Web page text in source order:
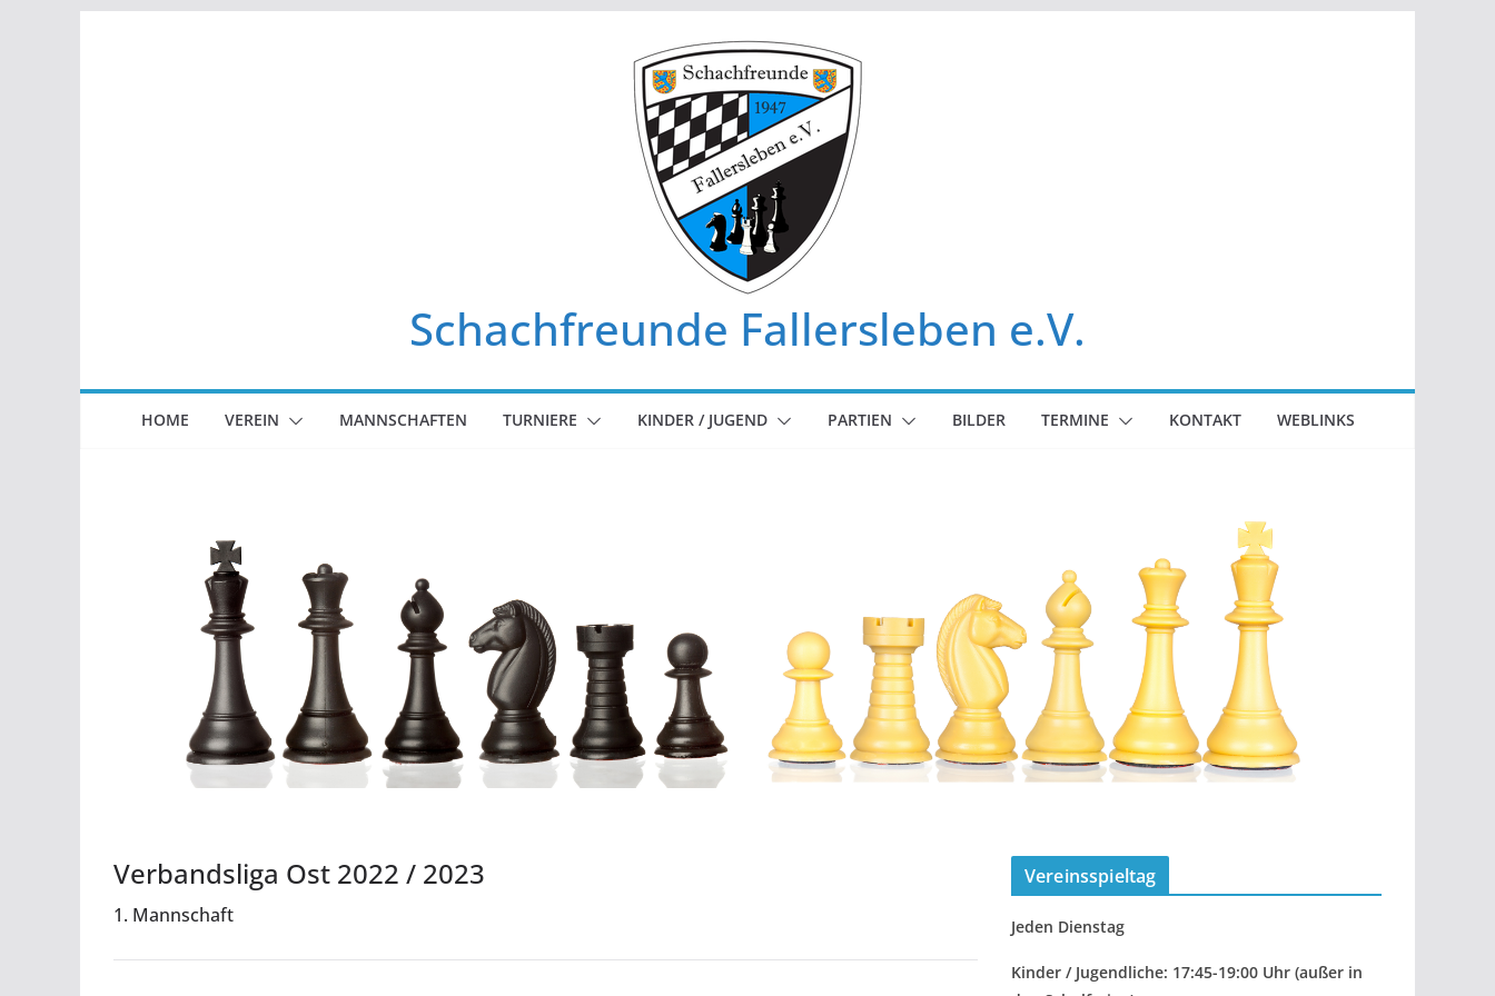
Schachfreunde Fallersleben e.V.
HOME VEREIN MANNSCHAFTEN TURNIERE KINDER / JUGEND PARTIEN BILDER TERMINE KONTAKT WEBLINKS
Verbandsliga Ost 2022 / 2023
1. Mannschaft
Vereinsspieltag
Jeden Dienstag
Kinder / Jugendliche: 17:45-19:00 Uhr (außer in